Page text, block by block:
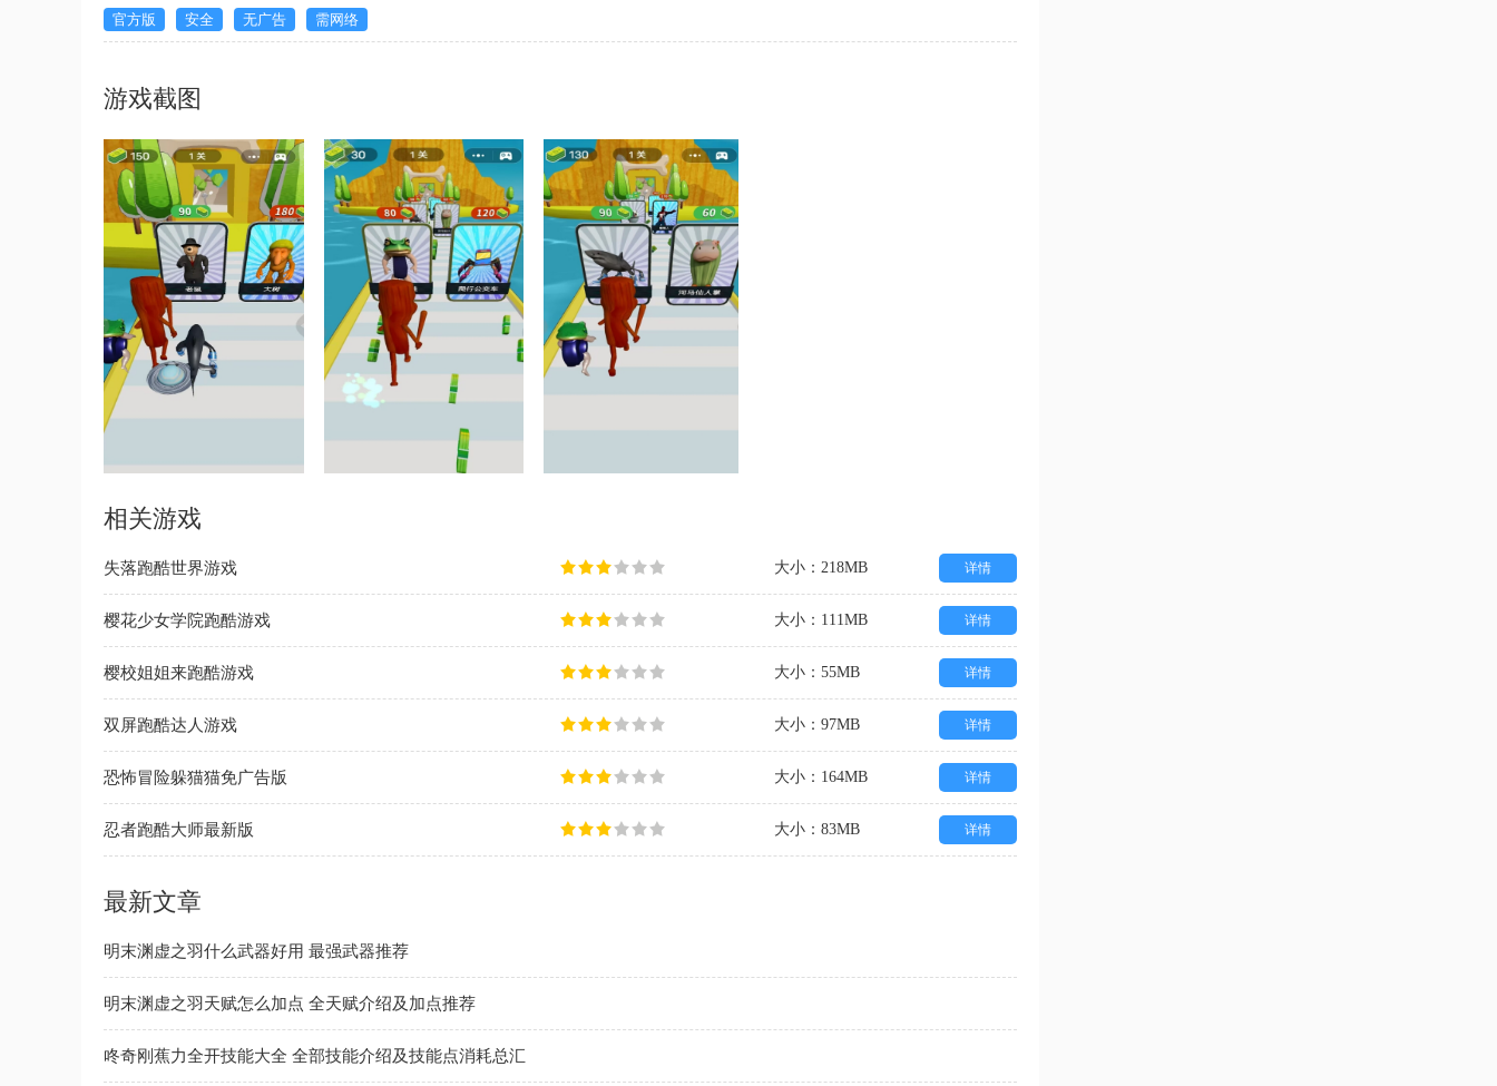
官方版 安全 无广告 需网络
游戏截图
相关游戏
失落跑酷世界游戏 大小：218MB 详情
樱花少女学院跑酷游戏 大小：111MB 详情
樱校姐姐来跑酷游戏 大小：55MB 详情
双屏跑酷达人游戏 大小：97MB 详情
恐怖冒险躲猫猫免广告版 大小：164MB 详情
忍者跑酷大师最新版 大小：83MB 详情
最新文章
明末渊虚之羽什么武器好用 最强武器推荐
明末渊虚之羽天赋怎么加点 全天赋介绍及加点推荐
咚奇刚蕉力全开技能大全 全部技能介绍及技能点消耗总汇